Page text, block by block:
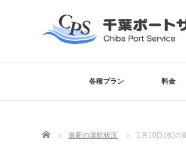
各種プラン 料金
Home 最新の運航状況 1月10日(水)の